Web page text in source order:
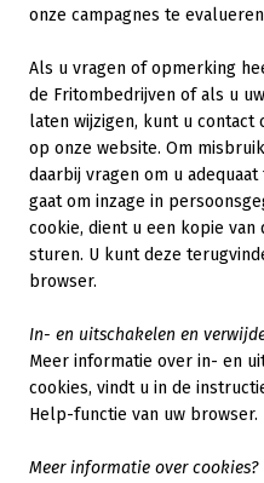
onze campagnes te
Als u vragen of opmerking
de Fritombedrijven of als u
laten wijzigen, kunt u contact
op onze website. Om
daarbij vragen om u
gaat om inzage in
cookie, dient u een kopie
sturen. U kunt deze
browser.
In- en uitschakelen en
Meer informatie over in- en
cookies, vindt u in de
Help-functie van uw browser.
Meer informatie over cookies?